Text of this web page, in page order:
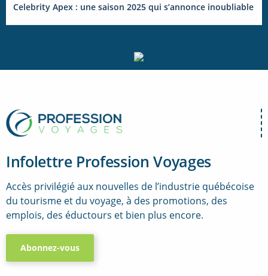
Celebrity Apex : une saison 2025 qui s’annonce inoubliable
Infolettre Profession Voyages
Accès privilégié aux nouvelles de l’industrie québécoise
du tourisme et du voyage, à des promotions, des
emplois, des éductours et bien plus encore.
Abonnez-vous